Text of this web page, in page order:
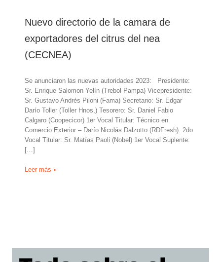
Nuevo directorio de la camara de
exportadores del citrus del nea
(CECNEA)
Se anunciaron las nuevas autoridades 2023: Presidente:
Sr. Enrique Salomon Yelín (Trebol Pampa) Vicepresidente:
Sr. Gustavo Andrés Piloni (Fama) Secretario: Sr. Edgar
Darío Toller (Toller Hnos,) Tesorero: Sr. Daniel Fabio
Calgaro (Coopecicor) 1er Vocal Titular: Técnico en
Comercio Exterior – Darío Nicolás Dalzotto (RDFresh). 2do
Vocal Titular: Sr. Matías Paoli (Nobel) 1er Vocal Suplente:
[…]
Nuevo
citrus
del
Leer más »